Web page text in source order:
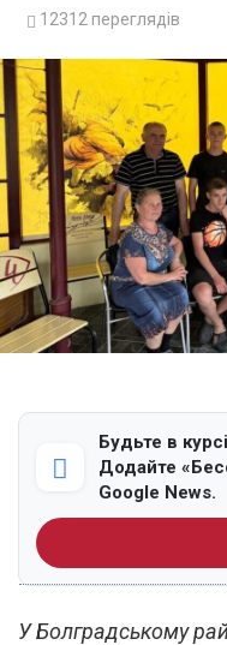
12312 переглядів
Будьте в
Додайте
Google News.
У Болградському